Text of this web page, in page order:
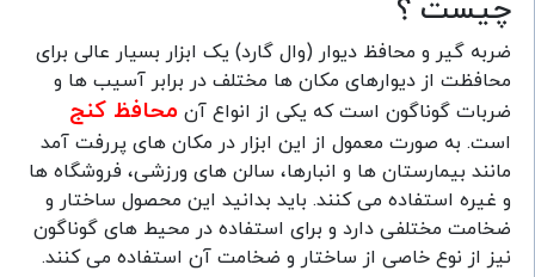
چیست ؟
ضربه گیر و محافظ دیوار (وال گارد) یک ابزار بسیار عالی برای
محافظت از دیوارهای مکان ها مختلف در برابر آسیب ها و
ضربات گوناگون است که یکی از انواع آن محافظ کنج
است. به صورت معمول از این ابزار در مکان های پررفت آمد
مانند بیمارستان ها و انبارها، سالن های ورزشی، فروشگاه ها
و غیره استفاده می کنند. باید بدانید این محصول ساختار و
ضخامت مختلفی دارد و برای استفاده در محیط های گوناگون
نیز از نوع خاصی از ساختار و ضخامت آن استفاده می کنند.